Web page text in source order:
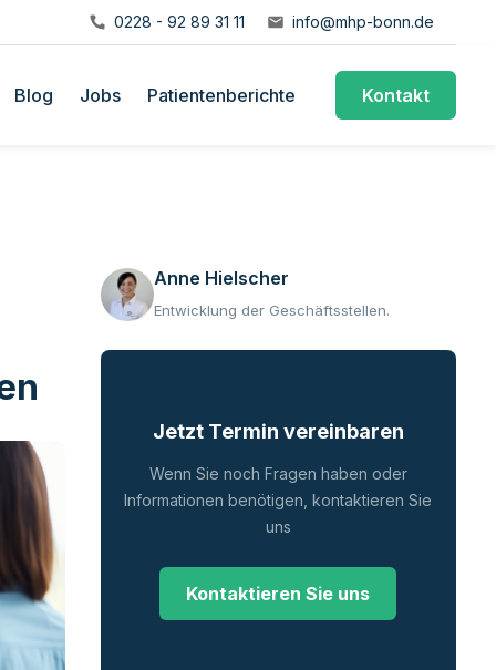
0228 - 92 89 31 11 info@mhp-bonn.de
Blog Jobs Patientenberichte Kontakt
Anne Hielscher
Entwicklung der Geschäftsstellen.
Jetzt Termin vereinbaren
Wenn Sie noch Fragen haben oder
Informationen benötigen, kontaktieren Sie
uns
Kontaktieren Sie uns